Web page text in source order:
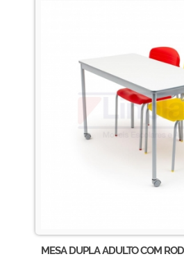
MESA DUPLA ADULTO COM